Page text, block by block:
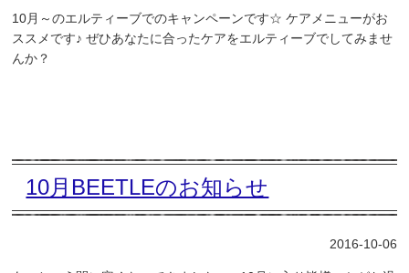
10月～のエルティーブでのキャンペーンです☆ ケアメニューがお
ススメです♪ ぜひあなたに合ったケアをエルティーブでしてみませ
んか？
10月BEETLEのお知らせ
2016-10-06